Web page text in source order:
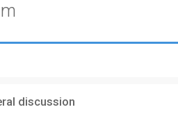
discussion